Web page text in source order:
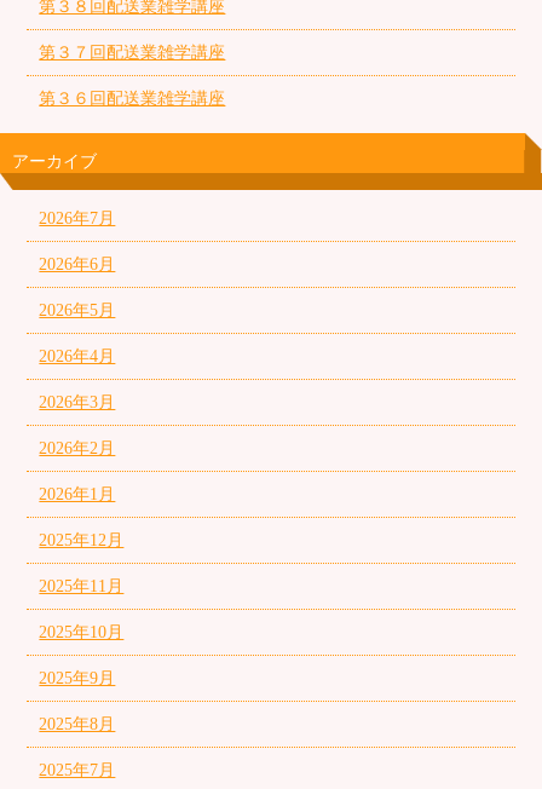
第３８回配送業雑学講座
第３７回配送業雑学講座
第３６回配送業雑学講座
アーカイブ
2026年7月
2026年6月
2026年5月
2026年4月
2026年3月
2026年2月
2026年1月
2025年12月
2025年11月
2025年10月
2025年9月
2025年8月
2025年7月